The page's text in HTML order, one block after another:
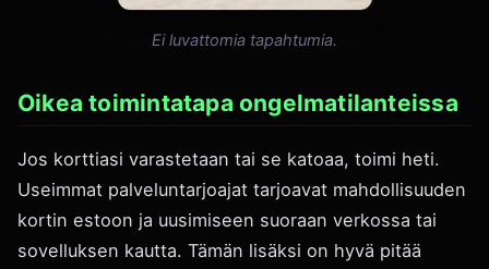
Ei luvattomia tapahtumia.
Oikea toimintatapa ongelmatilanteissa
Jos korttiasi varastetaan tai se katoaa, toimi heti.
Useimmat palveluntarjoajat tarjoavat mahdollisuuden
kortin estoon ja uusimiseen suoraan verkossa tai
sovelluksen kautta. Tämän lisäksi on hyvä pitää